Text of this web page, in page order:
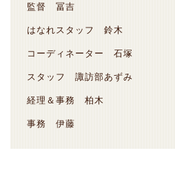
監督 冨吉
はなれスタッフ 鈴木
コーディネーター 石塚
スタッフ 諏訪部あずみ
経理＆事務 柏木
事務 伊藤